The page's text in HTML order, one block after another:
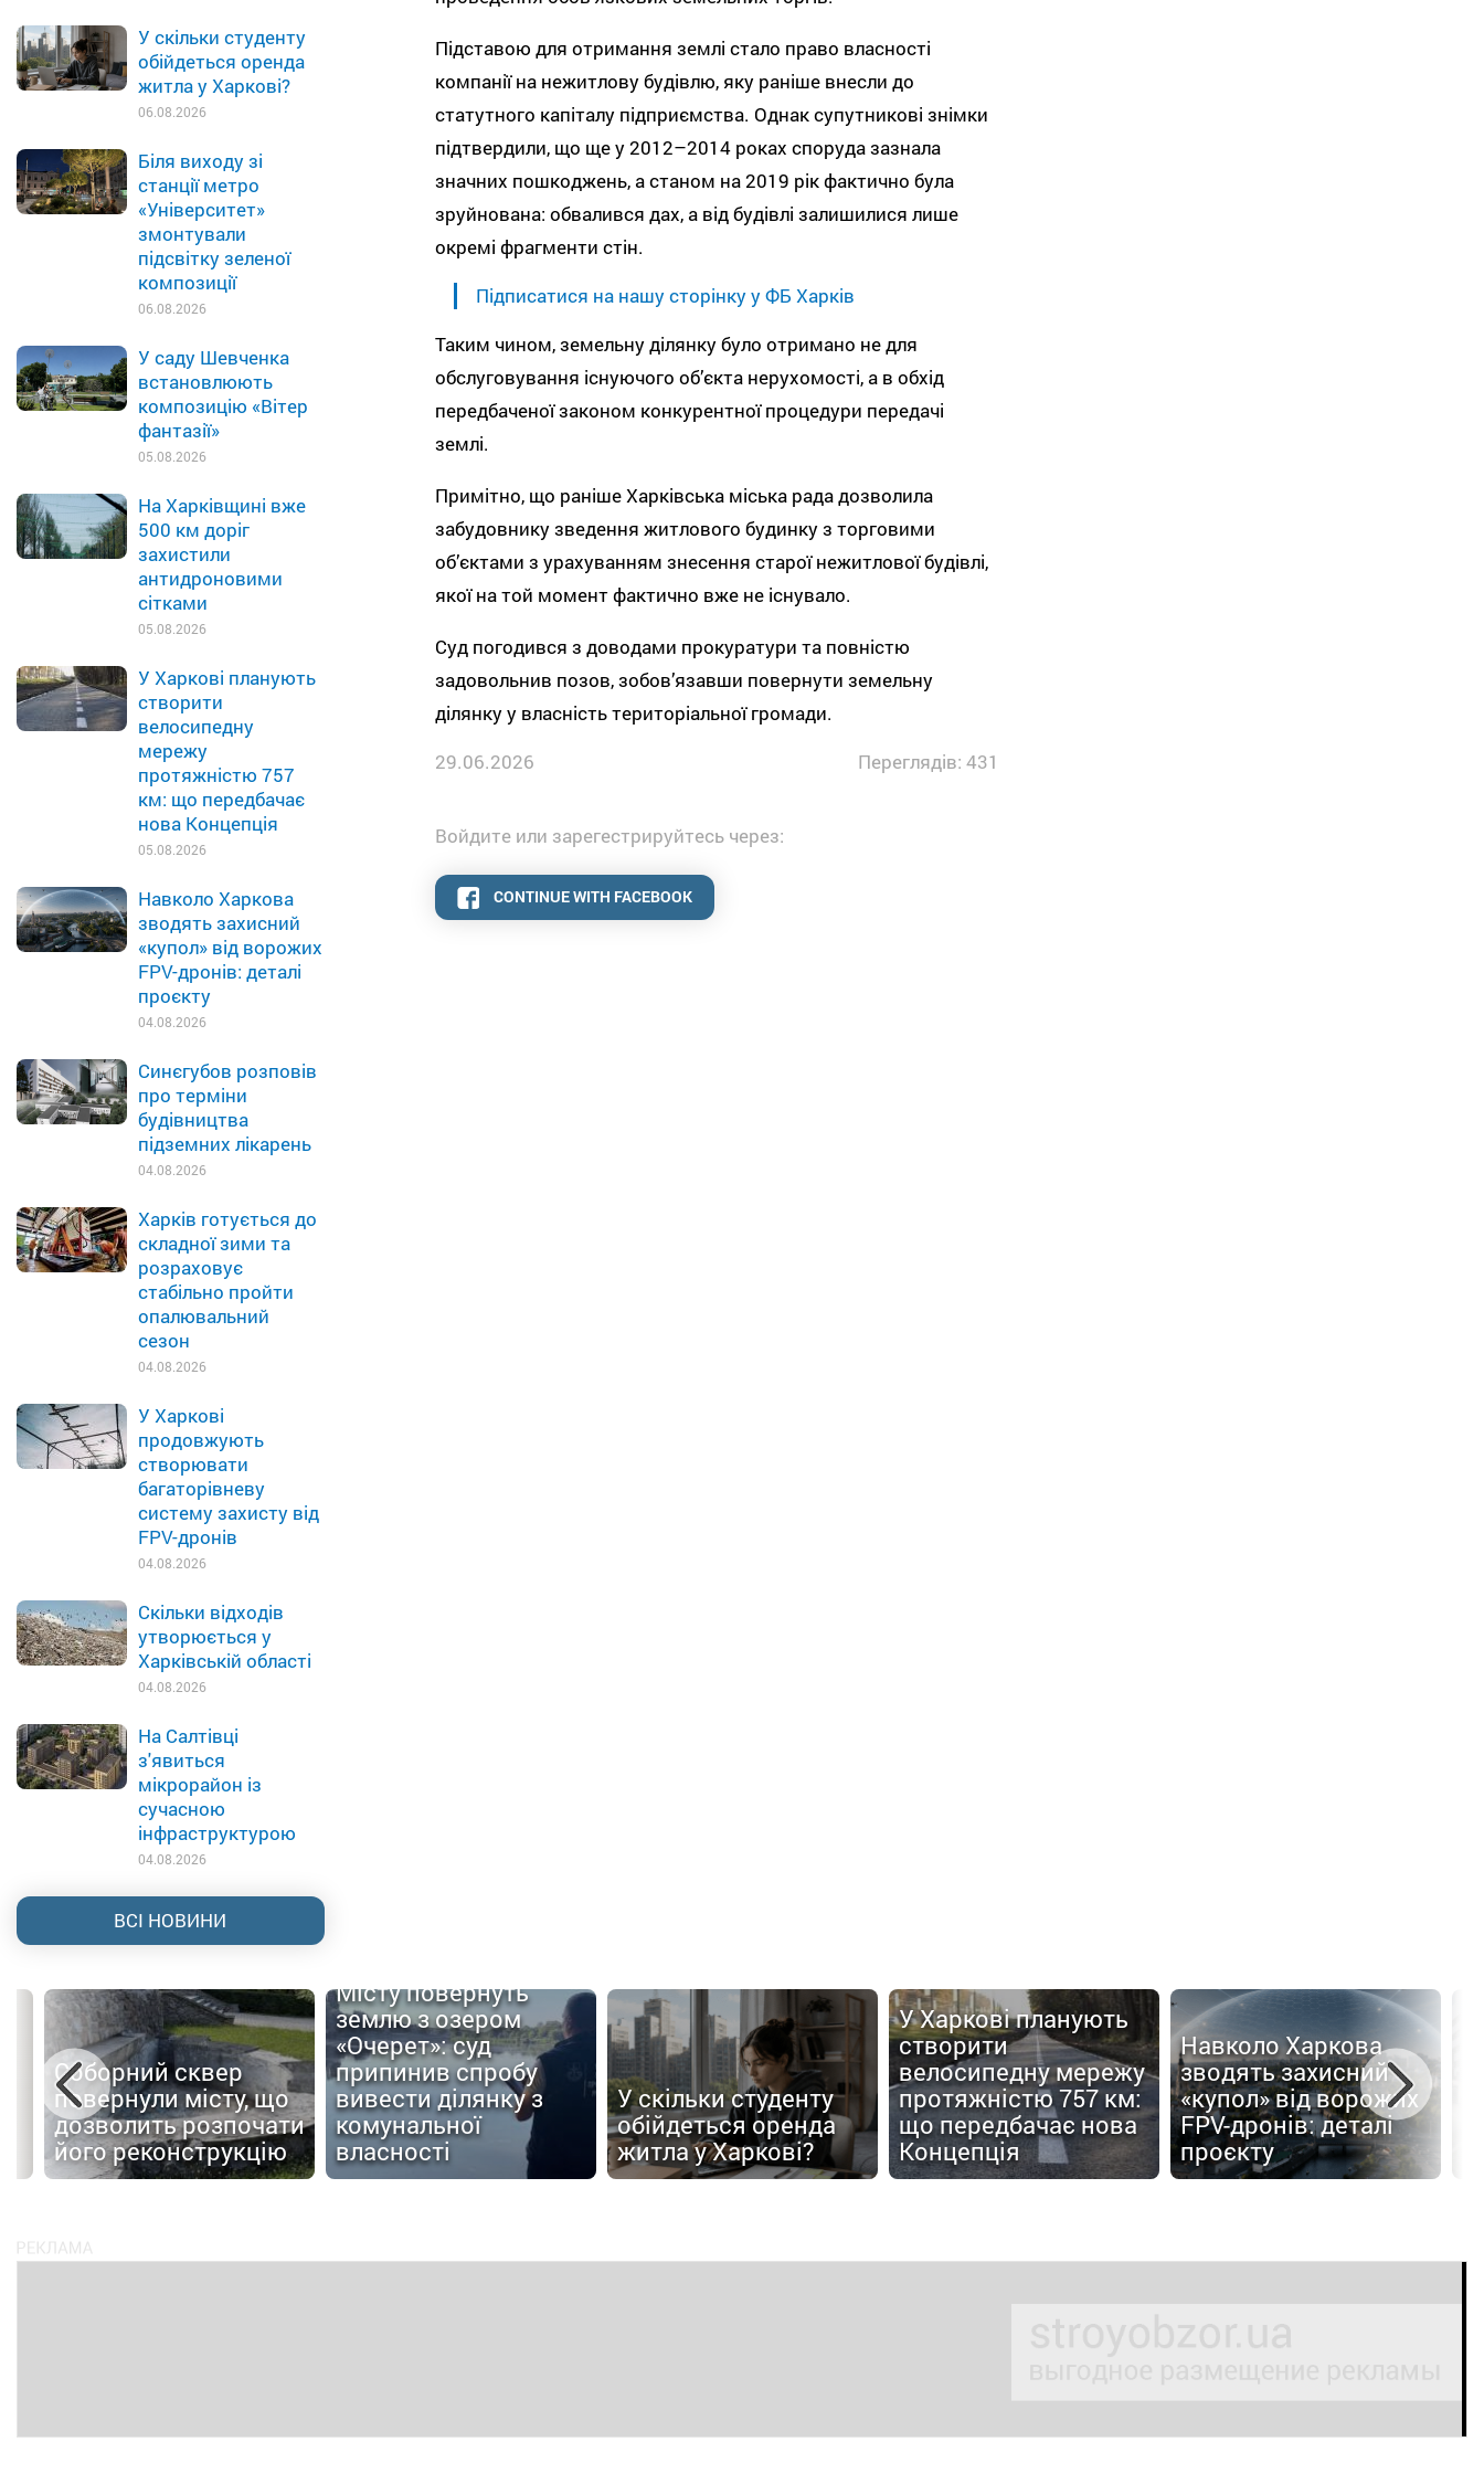
У скільки студенту
обійдеться оренда
житла у Харкові?
06.08.2026
Біля виходу зі
станції метро
«Університет»
змонтували
підсвітку зеленої
композиції
06.08.2026
У саду Шевченка
встановлюють
композицію «Вітер
фантазії»
05.08.2026
На Харківщині вже
500 км доріг
захистили
антидроновими
сітками
05.08.2026
У Харкові планують
створити
велосипедну
мережу
протяжністю 757
км: що передбачає
нова Концепція
05.08.2026
Навколо Харкова
зводять захисний
«купол» від ворожих
FPV-дронів: деталі
проєкту
04.08.2026
Синєгубов розповів
про терміни
будівництва
підземних лікарень
04.08.2026
Харків готується до
складної зими та
розраховує
стабільно пройти
опалювальний
сезон
04.08.2026
У Харкові
продовжують
створювати
багаторівневу
систему захисту від
FPV-дронів
04.08.2026
Скільки відходів
утворюється у
Харківській області
04.08.2026
На Салтівці
з'явиться
мікрорайон із
сучасною
інфраструктурою
04.08.2026
ВСІ НОВИНИ
Підставою для отримання землі стало право власності
компанії на нежитлову будівлю, яку раніше внесли до
статутного капіталу підприємства. Однак супутникові знімки
підтвердили, що ще у 2012–2014 роках споруда зазнала
значних пошкоджень, а станом на 2019 рік фактично була
зруйнована: обвалився дах, а від будівлі залишилися лише
окремі фрагменти стін.
Підписатися на нашу сторінку у ФБ Харків
Таким чином, земельну ділянку було отримано не для
обслуговування існуючого об’єкта нерухомості, а в обхід
передбаченої законом конкурентної процедури передачі
землі.
Примітно, що раніше Харківська міська рада дозволила
забудовнику зведення житлового будинку з торговими
об’єктами з урахуванням знесення старої нежитлової будівлі,
якої на той момент фактично вже не існувало.
Суд погодився з доводами прокуратури та повністю
задовольнив позов, зобов’язавши повернути земельну
ділянку у власність територіальної громади.
29.06.2026
Переглядів: 431
Войдите или зарегестрируйтесь через:
CONTINUE WITH FACEBOOK
Соборний сквер
повернули місту, що
дозволить розпочати
його реконструкцію
Місту повернуть
землю з озером
«Очерет»: суд
припинив спробу
вивести ділянку з
комунальної
власності
У скільки студенту
обійдеться оренда
житла у Харкові?
У Харкові планують
створити
велосипедну мережу
протяжністю 757 км:
що передбачає нова
Концепція
Навколо Харкова
зводять захисний
«купол» від ворожих
FPV-дронів: деталі
проєкту